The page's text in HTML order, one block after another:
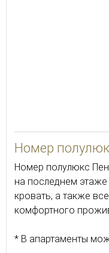
Номер
Номер полулюкс
на последнем
кровать, а также
комфортного
* В апартаменты